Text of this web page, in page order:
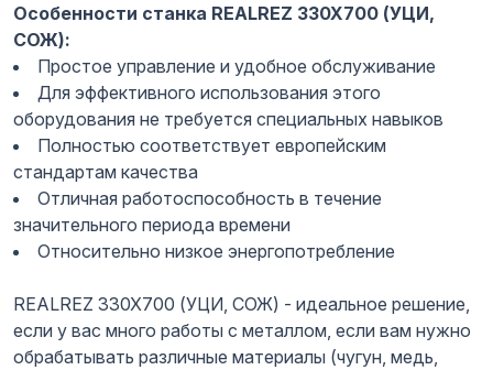
Особенности станка REALREZ 330X700 (УЦИ,
СОЖ):
Простое управление и удобное обслуживание
Для эффективного использования этого
оборудования не требуется специальных навыков
Полностью соответствует европейским
стандартам качества
Отличная работоспособность в течение
значительного периода времени
Относительно низкое энергопотребление
REALREZ 330X700 (УЦИ, СОЖ) - идеальное решение,
если у вас много работы с металлом, если вам нужно
обрабатывать различные материалы (чугун, медь,